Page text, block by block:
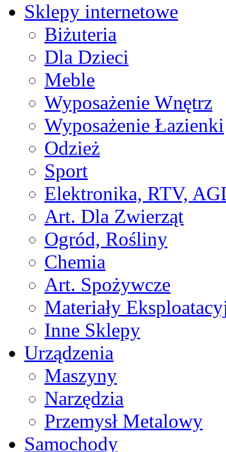
Sklepy internetowe
Biżuteria
Dla Dzieci
Meble
Wyposażenie Wnętrz
Wyposażenie Łazienki
Odzież
Sport
Elektronika, RTV,
Art. Dla Zwierząt
Ogród, Rośliny
Chemia
Art. Spożywcze
Materiały
Inne Sklepy
Urządzenia
Maszyny
Narzędzia
Przemysł Metalowy
Samochody